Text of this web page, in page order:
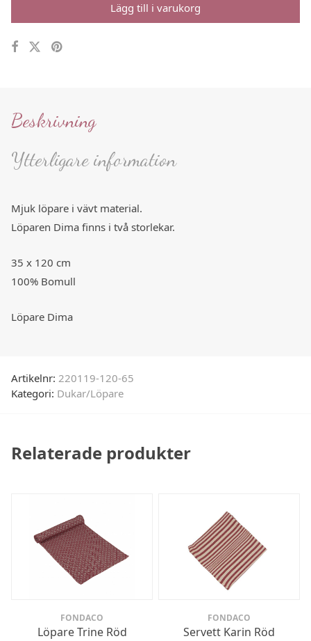
Lägg till i varukorg
Beskrivning
Ytterligare information
Mjuk löpare i vävt material.
Löparen Dima finns i två storlekar.
35 x 120 cm
100% Bomull
Löpare Dima
Artikelnr: 220119-120-65
Kategori: Dukar/Löpare
Relaterade produkter
FONDACO
Löpare Trine Röd
FONDACO
Servett Karin Röd